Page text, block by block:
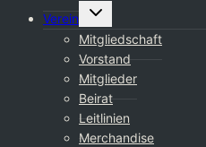
Verein
Untermenü
Mitgliedschaft
Vorstand
Mitglieder
Beirat
Leitlinien
Merchandise